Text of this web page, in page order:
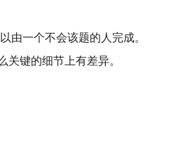
由一个不会该题的人完成。
键的细节上有差异。